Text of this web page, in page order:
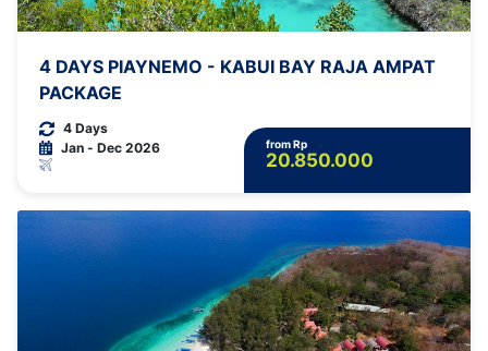
4 DAYS PIAYNEMO - KABUI BAY RAJA AMPAT
PACKAGE
4 Days
Jan - Dec 2026
from Rp
20.850.000